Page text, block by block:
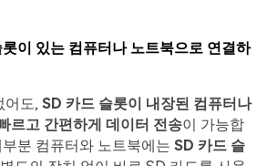
이 있는 컴퓨터나 노트북으로 연결하
어도, SD 카드 슬롯이 내장된 컴퓨터나
르고 간편하게 데이터 전송이 가능합
분 컴퓨터와 노트북에는 SD 카드 슬